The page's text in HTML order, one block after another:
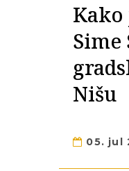
Kako
Sime
Nišu
05. jul